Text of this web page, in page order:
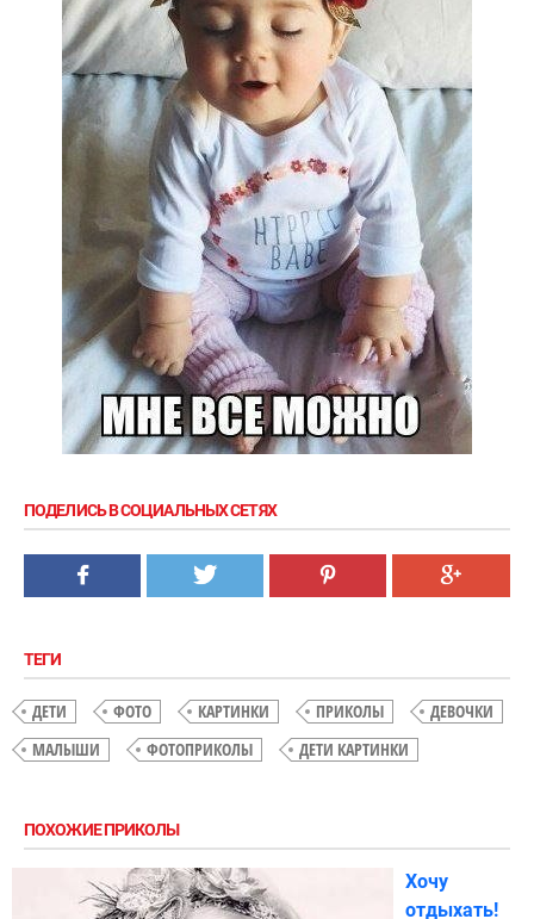
ПОДЕЛИСЬ В СОЦИАЛЬНЫХ СЕТЯХ
ТЕГИ
ДЕТИ ФОТО КАРТИНКИ ПРИКОЛЫ
ДЕВОЧКИ
МАЛЫШИ
ФОТОПРИКОЛЫ ДЕТИ КАРТИНКИ
ПОХОЖИЕ ПРИКОЛЫ
Хочу
отдыхать!